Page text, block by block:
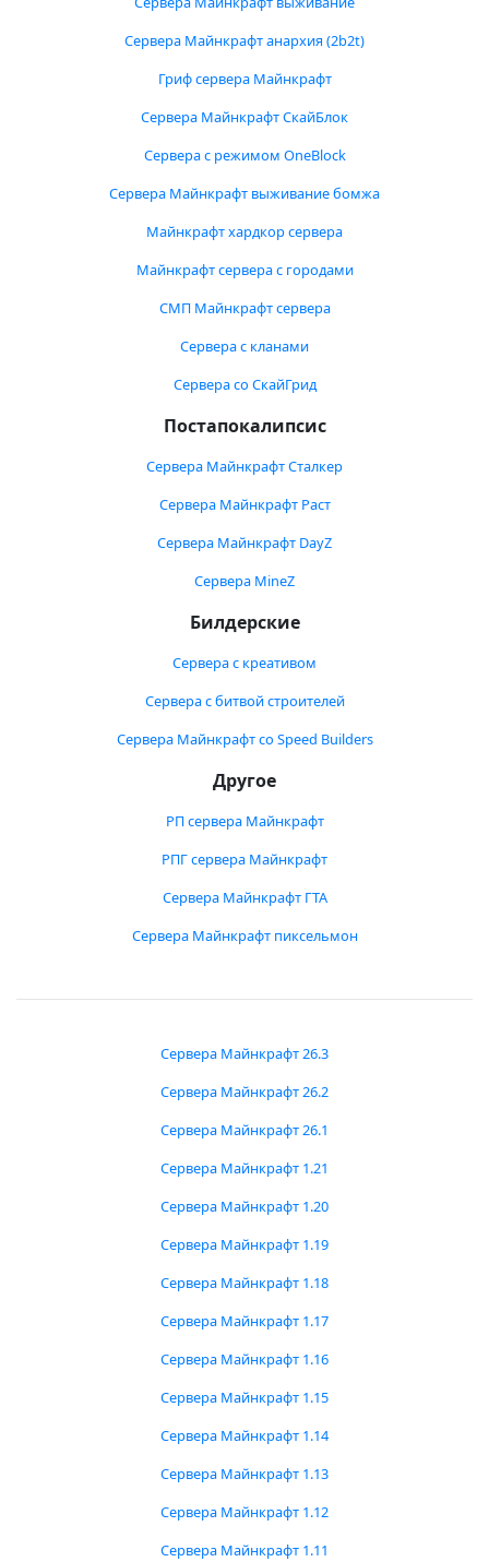
Сервера Майнкрафт анархия (2b2t)
Гриф сервера Майнкрафт
Сервера Майнкрафт СкайБлок
Сервера с режимом OneBlock
Сервера Майнкрафт выживание бомжа
Майнкрафт хардкор сервера
Майнкрафт сервера с городами
СМП Майнкрафт сервера
Сервера с кланами
Сервера со СкайГрид
Постапокалипсис
Сервера Майнкрафт Сталкер
Сервера Майнкрафт Раст
Сервера Майнкрафт DayZ
Сервера MineZ
Билдерские
Сервера с креативом
Сервера с битвой строителей
Сервера Майнкрафт со Speed Builders
Другое
РП сервера Майнкрафт
РПГ сервера Майнкрафт
Сервера Майнкрафт ГТА
Сервера Майнкрафт пиксельмон
Сервера Майнкрафт 26.3
Сервера Майнкрафт 26.2
Сервера Майнкрафт 26.1
Сервера Майнкрафт 1.21
Сервера Майнкрафт 1.20
Сервера Майнкрафт 1.19
Сервера Майнкрафт 1.18
Сервера Майнкрафт 1.17
Сервера Майнкрафт 1.16
Сервера Майнкрафт 1.15
Сервера Майнкрафт 1.14
Сервера Майнкрафт 1.13
Сервера Майнкрафт 1.12
Сервера Майнкрафт 1.11